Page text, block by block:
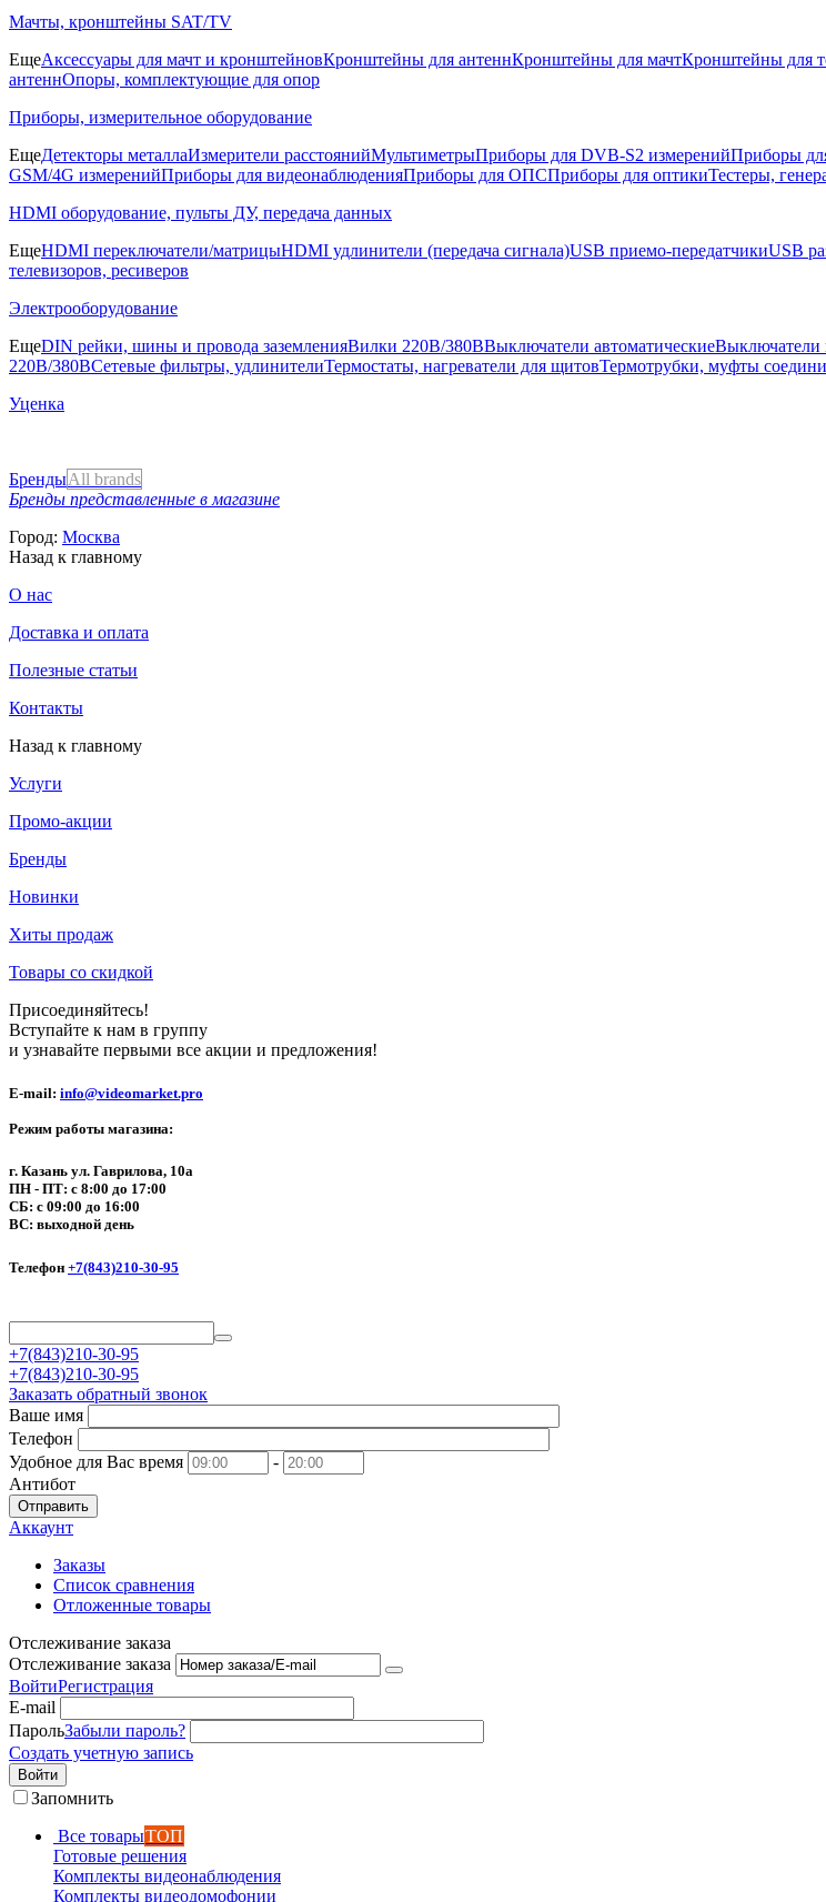
Мачты, кронштейны SAT/TV
ЕщеАксессуары для мачт и кронштейновКронштейны для антеннКронштейны для мачтКронштейны для
антеннОпоры, комплектующие для опор
Приборы, измерительное оборудование
ЕщеДетекторы металлаИзмерители расстоянийМультиметрыПриборы для DVB-S2 измеренийПриборы
GSM/4G измеренийПриборы для видеонаблюденияПриборы для ОПСПриборы для оптикиТестеры,
HDMI оборудование, пульты ДУ, передача данных
ЕщеHDMI переключатели/матрицыHDMI удлинители (передача сигнала)USB приемо-передатчикиUSB
телевизоров, ресиверов
Электрооборудование
ЕщеDIN рейки, шины и провода заземленияВилки 220В/380ВВыключатели автоматическиеВыключатели
220В/380ВСетевые фильтры, удлинителиТермостаты, нагреватели для щитовТермотрубки, муфты
Уценка
БрендыAll brands
Бренды представленные в магазине
Город: Москва
Назад к главному
О нас
Доставка и оплата
Полезные статьи
Контакты
Назад к главному
Услуги
Промо-акции
Бренды
Новинки
Хиты продаж
Товары со скидкой
Присоединяйтесь!
Вступайте к нам в группу
и узнавайте первыми все акции и предложения!
E-mail: info@videomarket.pro
Режим работы магазина:
г. Казань ул. Гаврилова, 10а
ПН - ПТ: с 8:00 до 17:00
СБ: с 09:00 до 16:00
ВС: выходной день
Телефон +7(843)210-30-95
+7(843)210-30-95
+7(843)210-30-95
Заказать обратный звонок
Ваше имя
Телефон
Удобное для Вас время
-
Антибот
Отправить
Аккаунт
Заказы
Список сравнения
Отложенные товары
Отслеживание заказа
Отслеживание заказа
ВойтиРегистрация
E-mail
ПарольЗабыли пароль?
Создать учетную запись
Войти
Запомнить
Все товарыТОП
Готовые решения
Комплекты видеонаблюдения
Комплекты видеодомофонии